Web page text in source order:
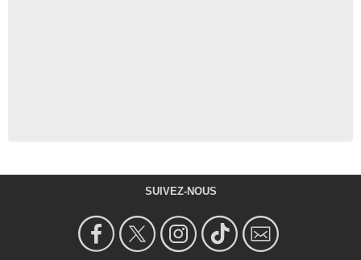
SUIVEZ-NOUS